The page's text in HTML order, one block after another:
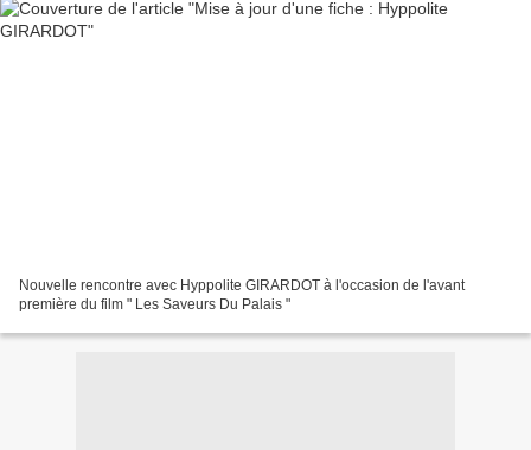
Nouvelle rencontre avec Hyppolite GIRARDOT à l'occasion de l'avant
première du film " Les Saveurs Du Palais "